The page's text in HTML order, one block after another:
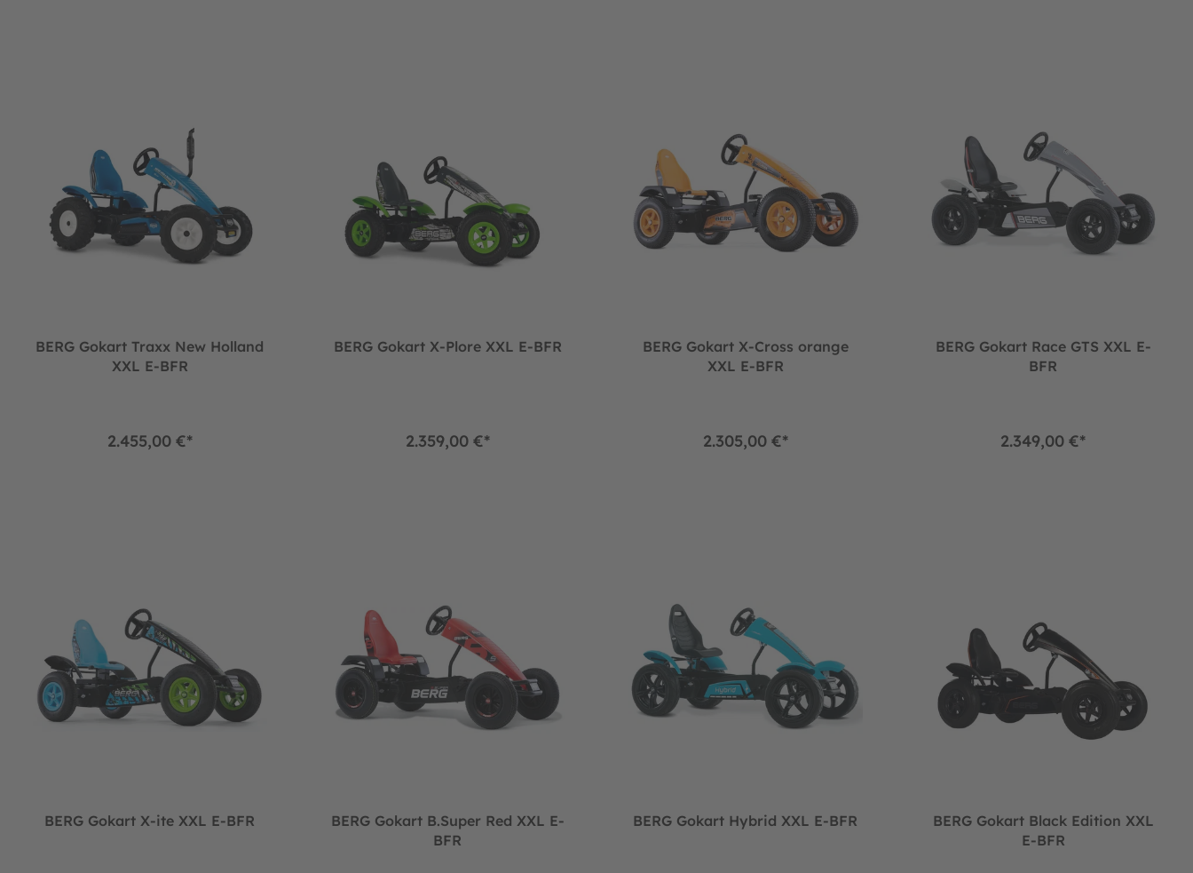
BERG Gokart Traxx New Holland
XXL E-BFR
2.455,00 €*
BERG Gokart X-Plore XXL E-BFR
2.359,00 €*
BERG Gokart X-Cross orange
XXL E-BFR
2.305,00 €*
BERG Gokart Race GTS XXL E-
BFR
2.349,00 €*
BERG Gokart X-ite XXL E-BFR
BERG Gokart B.Super Red XXL E-
BFR
BERG Gokart Hybrid XXL E-BFR
BERG Gokart Black Edition XXL
E-BFR